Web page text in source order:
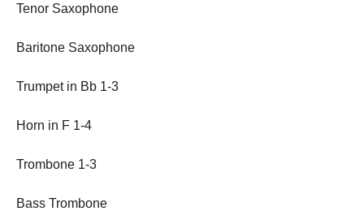
Tenor Saxophone
Baritone Saxophone
Trumpet in Bb 1-3
Horn in F 1-4
Trombone 1-3
Bass Trombone